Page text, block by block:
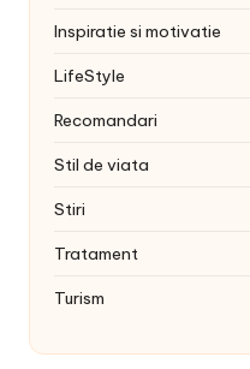
Inspiratie si motivatie
LifeStyle
Recomandari
Stil de viata
Stiri
Tratament
Turism